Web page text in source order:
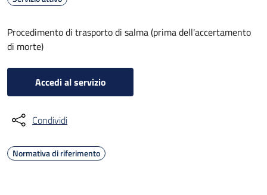
Procedimento di trasporto di salma (prima dell'accertamento
di morte)
Accedi al servizio
Condividi
Normativa di riferimento